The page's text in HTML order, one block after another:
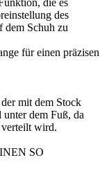
die es
des
dem Schuh zu
für einen präzisen
mit dem Stock
dem Fuß, da
verteilt wird.
SO